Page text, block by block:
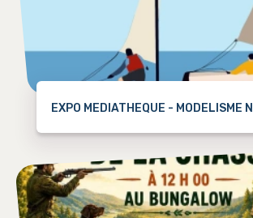
EXPO MEDIATHEQUE - MODELISME